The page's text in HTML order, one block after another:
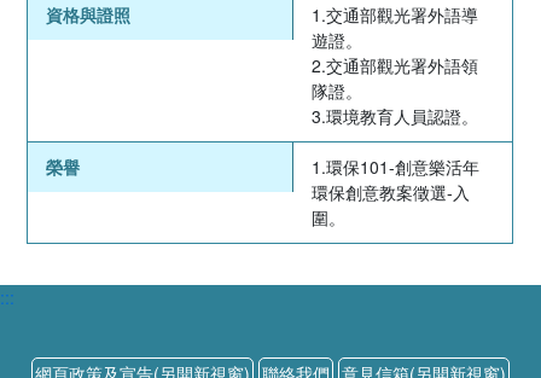
資格與證照
1.交通部觀光署外語導
遊證。
2.交通部觀光署外語領
隊證。
3.環境教育人員認證。
榮譽
1.環保101-創意樂活年
環保創意教案徵選-入
圍。
:::
網頁政策及宣告(另開新視窗) 聯絡我們 意見信箱(另開新視窗)